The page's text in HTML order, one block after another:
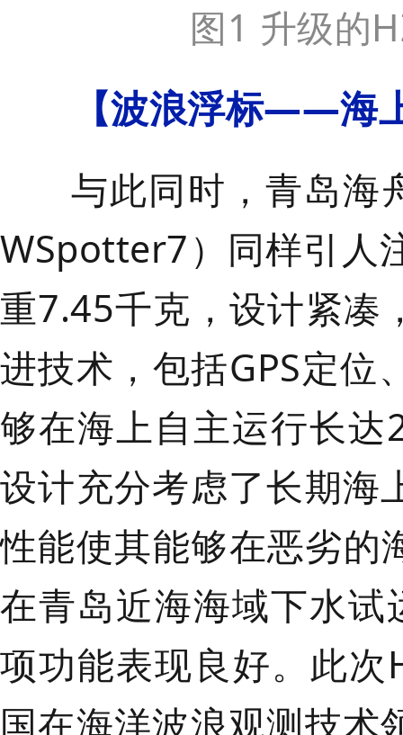
图1 升级的
【波浪浮标——海
与此同时，青岛海
WSpotter7）同样引人
重7.45千克，设计紧凑
进技术，包括GPS定位
够在海上自主运行长
设计充分考虑了长期海
性能使其能够在恶劣的
在青岛近海海域下水
项功能表现良好。此
国在海洋波浪观测技术